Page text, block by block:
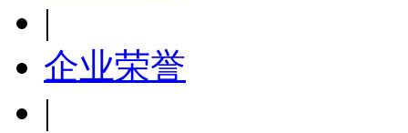
|
企业荣誉
|